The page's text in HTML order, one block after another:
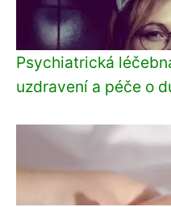
Psychiatrická
uzdravení a péče o